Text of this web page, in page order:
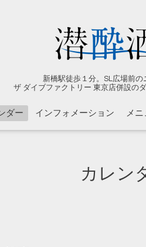
新橋駅徒歩１分。SL広場前
ザ ダイブファクトリー 東京店併設の
ダー インフォメーション メ
カレン